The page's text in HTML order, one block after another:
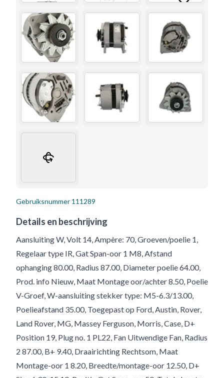
Gebruiksnummer 111289
Details en beschrijving
Aansluiting W, Volt 14, Ampère: 70, Groeven/poelie 1,
Regelaar type IR, Gat Span-oor 1 M8, Afstand
ophanging 80.00, Radius 87.00, Diameter poelie 64.00,
Prod. info Nieuw, Maat Montage oor/achter 8.50, Poelie
V-Groef, W-aansluiting stekker type: M5-6.3/13.00,
Poelieafstand 35.00, Toegepast op Ford, Austin, Rover,
Land Rover, MG, Massey Ferguson, Morris, Case, D+
Position 19, Plug no. 1 PL22, Fan Uitwendige Fan, Radius
2 87.00, B+ 9.40, Draairichting Rechtsom, Maat
Montage-oor 1 8.20, Breedte/montage-oor 12.50, D+